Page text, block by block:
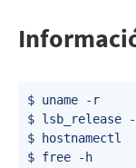
$ uname -r
$
$
$ free -h